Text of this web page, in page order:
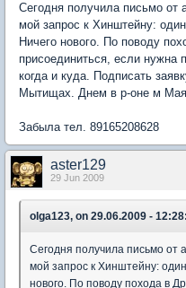
Сегодня получила письмо от
мой запрос к Хинштейну:
Ничего нового. По поводу
присоединиться, если нужна
когда и куда. Подписать
Мытищах. Днем в р-оне м
Забыла тел. 89165208628
aster129
29 Jun 2009
olga123, on 29.06.2009 - 12:28:
Сегодня получила письмо от
мой запрос к Хинштейну:
нового. По поводу похода в